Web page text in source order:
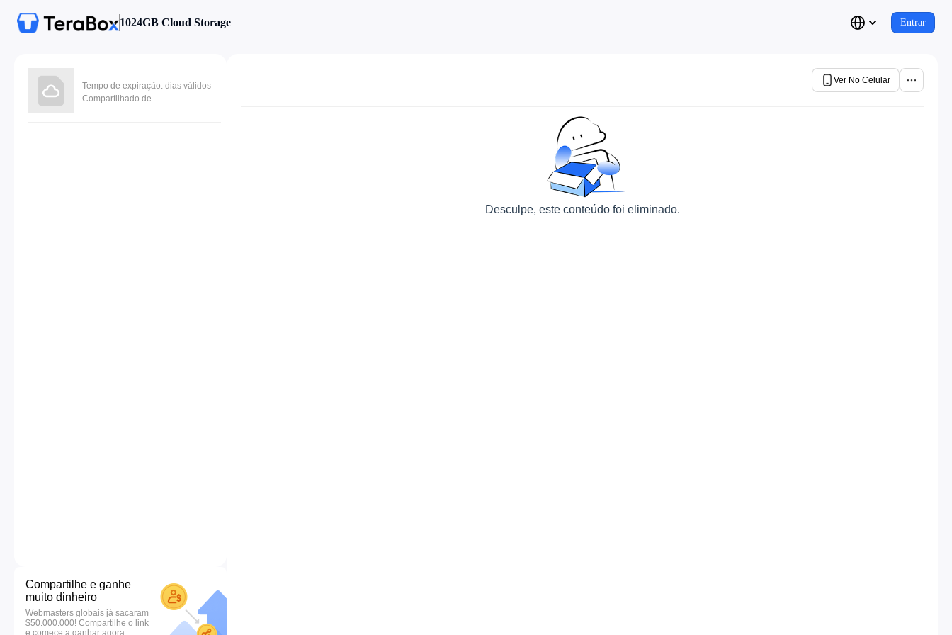
1024GB Cloud Storage Entrar
Tempo de expiração: dias válidos
Compartilhado de
Compartilhe e ganhe
muito dinheiro
Webmasters globais já sacaram
$50.000.000! Compartilhe o link
e comece a ganhar agora.
Ver No Celular
Desculpe, este conteúdo foi eliminado.